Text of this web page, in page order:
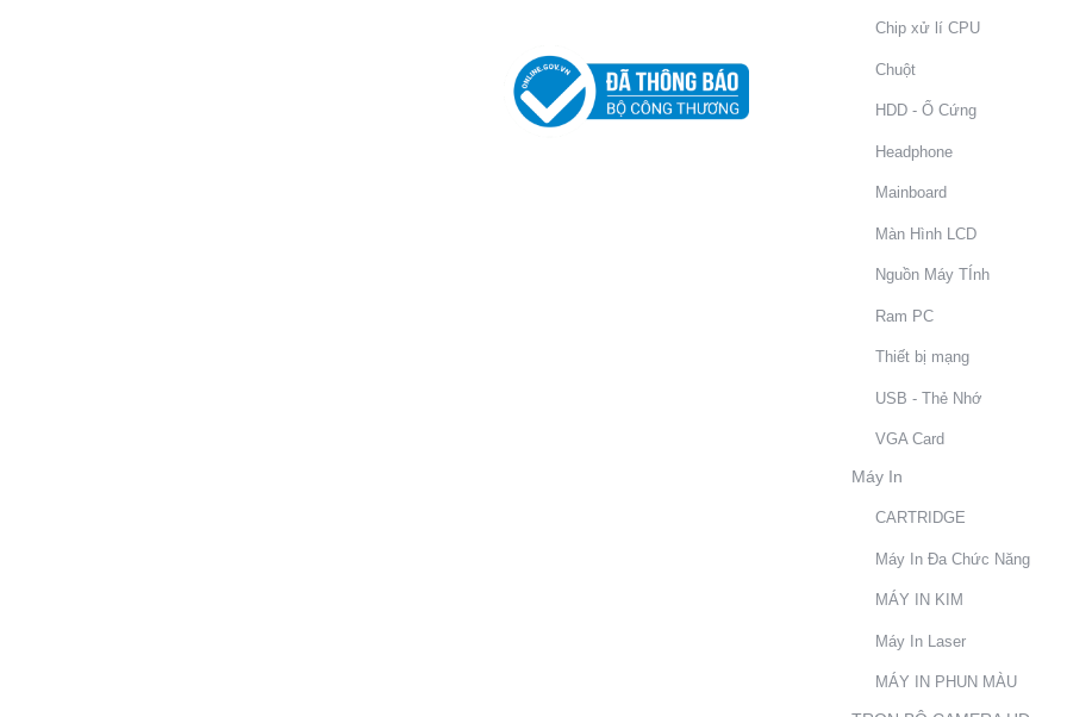
Chip xử lí CPU
Chuột
HDD - Ổ Cứng
Headphone
Mainboard
Màn Hình LCD
Nguồn Máy TÍnh
Ram PC
Thiết bị mạng
USB - Thẻ Nhớ
VGA Card
Máy In
CARTRIDGE
Máy In Đa Chức Năng
MÁY IN KIM
Máy In Laser
MÁY IN PHUN MÀU